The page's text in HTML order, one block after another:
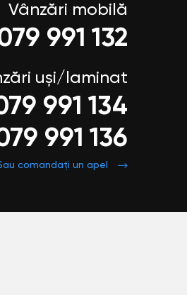
Vânzări mobilă
991 132
uși/laminat
991 134
991 136
comandați un apel